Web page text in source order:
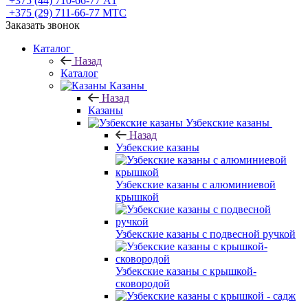
+375 (29) 711-66-77 МТС
Заказать звонок
Каталог
Назад
Каталог
Казаны
Назад
Казаны
Узбекские казаны
Назад
Узбекские казаны
Узбекские казаны с алюминиевой
крышкой
Узбекские казаны с подвесной ручкой
Узбекские казаны с крышкой-
сковородой